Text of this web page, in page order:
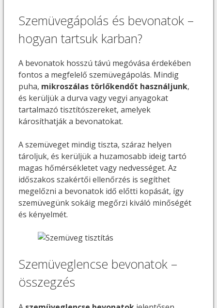
Szemüvegápolás és bevonatok –
hogyan tartsuk karban?
A bevonatok hosszú távú megóvása érdekében
fontos a megfelelő szemüvegápolás. Mindig
puha, mikroszálas törlőkendőt használjunk,
és kerüljük a durva vagy vegyi anyagokat
tartalmazó tisztítószereket, amelyek
károsíthatják a bevonatokat.
A szemüveget mindig tiszta, száraz helyen
tároljuk, és kerüljük a huzamosabb ideig tartó
magas hőmérsékletet vagy nedvességet. Az
időszakos szakértői ellenőrzés is segíthet
megelőzni a bevonatok idő előtti kopását, így
szemüvegünk sokáig megőrzi kiváló minőségét
és kényelmét.
Szemüveglencse bevonatok –
összegzés